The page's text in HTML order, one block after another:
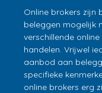
Online brokers zijn
beleggen mogelijk
verschillende
handelen. Vrijwel
aanbod aan
specifieke
online brokers erg